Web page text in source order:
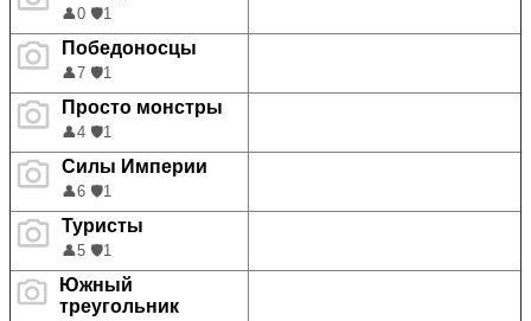
👤0 🛡️1
Победоносцы
👤7 🛡️1
Просто монстры
👤4 🛡️1
Силы Империи
👤6 🛡️1
Туристы
👤5 🛡️1
Южный
треугольник